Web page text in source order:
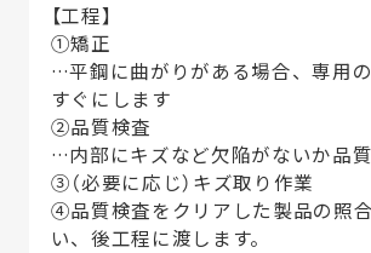
【工程】
①矯正
…平鋼に曲がりがある場合、専用
すぐにします
②品質検査
…内部にキズなど欠陥がないか品
③（必要に応じ）キズ取り作業
④品質検査をクリアした製品の照
い、後工程に渡します。